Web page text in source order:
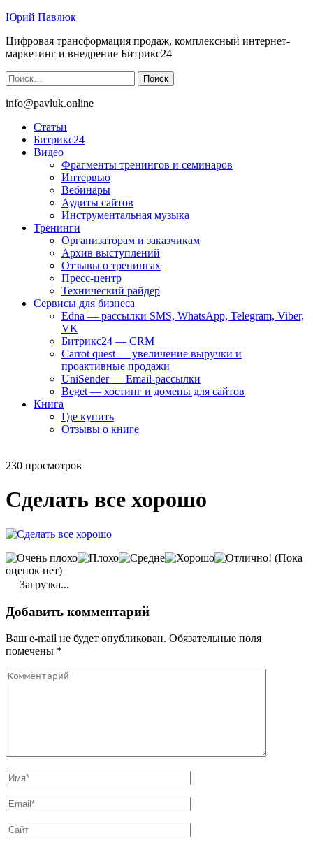
Юрий Павлюк
Цифровая трансформация продаж, комплексный интернет-
маркетинг и внедрение Битрикс24
Найти:
info@pavluk.online
Статьи
Битрикс24
Видео
Фрагменты тренингов и семинаров
Интервью
Вебинары
Аудиты сайтов
Инструментальная музыка
Тренинги
Организаторам и заказчикам
Архив выступлений
Отзывы о тренингах
Пресс-центр
Технический райдер
Сервисы для бизнеса
Edna — рассылки SMS, WhatsApp, Telegram, Viber,
VK
Битрикс24 — CRM
Carrot quest — увеличение выручки и
проактивные продажи
UniSender — Email-рассылки
Beget — хостинг и домены для сайтов
Книга
Где купить
Отзывы о книге
230 просмотров
Сделать все хорошо
(Пока
оценок нет)
Загрузка...
Добавить комментарий
Ваш e-mail не будет опубликован. Обязательные поля
помечены *